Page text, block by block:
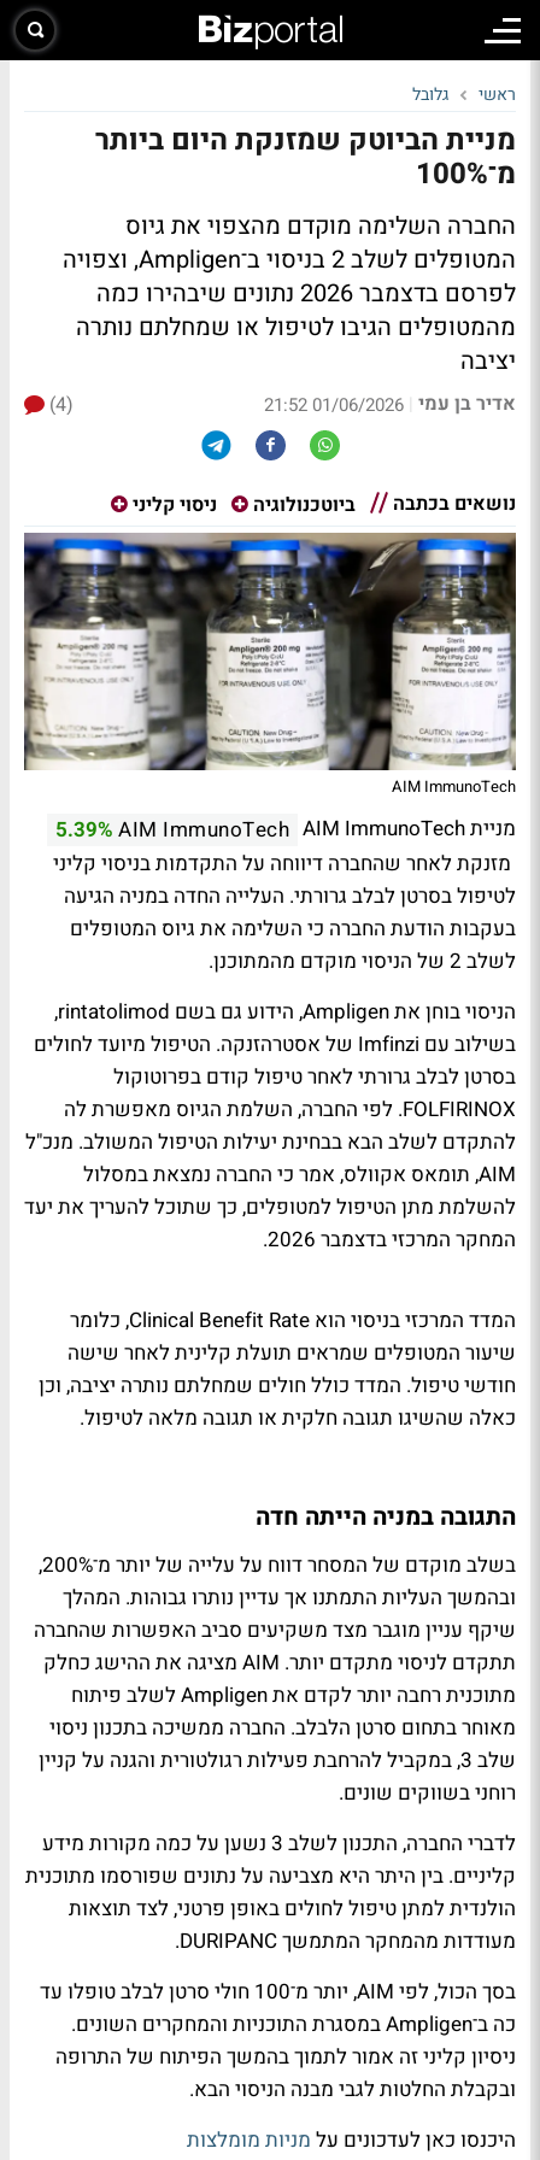
ראשי גלובל
מניית הביוטק שמזנקת היום ביותר
מ־100%
החברה השלימה מוקדם מהצפוי את גיוס
המטופלים לשלב 2 בניסוי ב־Ampligen, וצפויה
לפרסם בדצמבר 2026 נתונים שיבהירו כמה
מהמטופלים הגיבו לטיפול או שמחלתם נותרה
יציבה
אדיר בן עמי |
01/06/2026 21:52
(4)
נושאים בכתבה ביוטכנולוגיה ניסוי קליני
AIM ImmunoTech
מניית AIM ImmunoTech AIM ImmunoTech
5.39%
מזנקת לאחר שהחברה דיווחה על התקדמות בניסוי קליני
לטיפול בסרטן לבלב גרורתי. העלייה החדה במניה הגיעה
בעקבות הודעת החברה כי השלימה את גיוס המטופלים
לשלב 2 של הניסוי מוקדם מהמתוכנן.
הניסוי בוחן את Ampligen, הידוע גם בשם rintatolimod,
בשילוב עם Imfinzi של אסטרהזנקה. הטיפול מיועד לחולים
בסרטן לבלב גרורתי לאחר טיפול קודם בפרוטוקול
FOLFIRINOX. לפי החברה, השלמת הגיוס מאפשרת לה
להתקדם לשלב הבא בבחינת יעילות הטיפול המשולב. מנכ"ל
AIM, תומאס אקוולס, אמר כי החברה נמצאת במסלול
להשלמת מתן הטיפול למטופלים, כך שתוכל להעריך את יעד
המחקר המרכזי בדצמבר 2026.
המדד המרכזי בניסוי הוא Clinical Benefit Rate, כלומר
שיעור המטופלים שמראים תועלת קלינית לאחר שישה
חודשי טיפול. המדד כולל חולים שמחלתם נותרה יציבה, וכן
כאלה שהשיגו תגובה חלקית או תגובה מלאה לטיפול.
התגובה במניה הייתה חדה
בשלב מוקדם של המסחר דווח על עלייה של יותר מ־200%,
ובהמשך העליות התמתנו אך עדיין נותרו גבוהות. המהלך
שיקף עניין מוגבר מצד משקיעים סביב האפשרות שהחברה
תתקדם לניסוי מתקדם יותר. AIM מציגה את ההישג כחלק
מתוכנית רחבה יותר לקדם את Ampligen לשלב פיתוח
מאוחר בתחום סרטן הלבלב. החברה ממשיכה בתכנון ניסוי
שלב 3, במקביל להרחבת פעילות רגולטורית והגנה על קניין
רוחני בשווקים שונים.
לדברי החברה, התכנון לשלב 3 נשען על כמה מקורות מידע
קליניים. בין היתר היא מצביעה על נתונים שפורסמו מתוכנית
הולנדית למתן טיפול לחולים באופן פרטני, לצד תוצאות
מעודדות מהמחקר המתמשך DURIPANC.
בסך הכול, לפי AIM, יותר מ־100 חולי סרטן לבלב טופלו עד
כה ב־Ampligen במסגרת התוכניות והמחקרים השונים.
ניסיון קליני זה אמור לתמוך בהמשך הפיתוח של התרופה
ובקבלת החלטות לגבי מבנה הניסוי הבא.
היכנסו כאן לעדכונים על מניות מומלצות